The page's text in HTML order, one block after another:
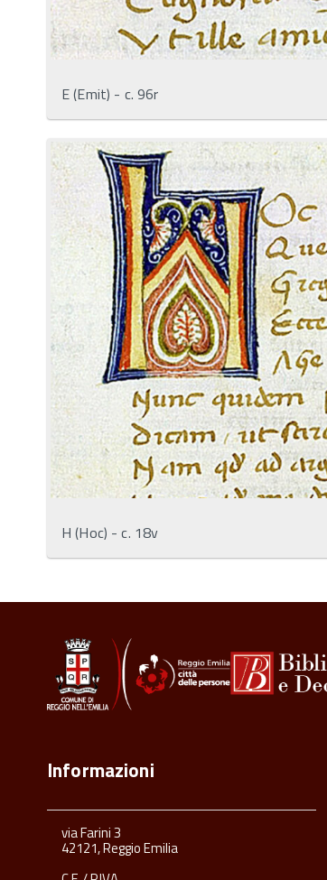
E (Emit) - c. 96r
H (Hoc) - c. 18v
Informazioni
via Farini 3
42121, Reggio Emilia